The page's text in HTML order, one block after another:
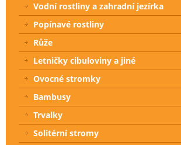
Vodní rostliny a zahradní jezírka
Popínavé rostliny
Růže
Letničky cibuloviny a jiné
Ovocné stromky
Bambusy
Trvalky
Solitérní stromy